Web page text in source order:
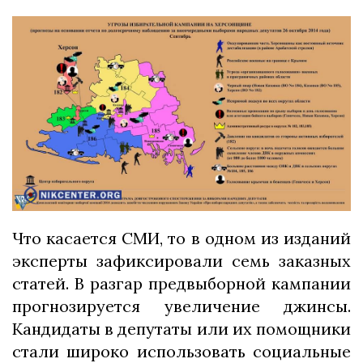
Что касается СМИ, то в одном из изданий
эксперты зафиксировали семь заказных
статей. В разгар предвыборной кампании
прогнозируется увеличение джинсы.
Кандидаты в депутаты или их помощники
стали широко использовать социальные